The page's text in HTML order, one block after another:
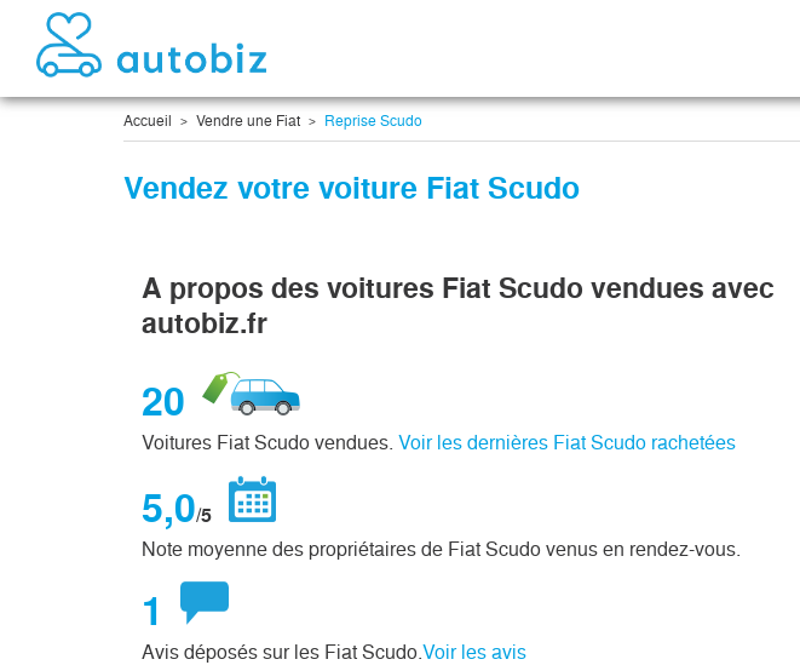
Accueil Vendre une Fiat Reprise Scudo
Vendez votre voiture Fiat Scudo
A propos des voitures Fiat Scudo vendues avec
autobiz.fr
20
Voitures Fiat Scudo vendues. Voir les dernières Fiat Scudo rachetées
5,0/5
Note moyenne des propriétaires de Fiat Scudo venus en rendez-vous.
1
Avis déposés sur les Fiat Scudo. Voir les avis